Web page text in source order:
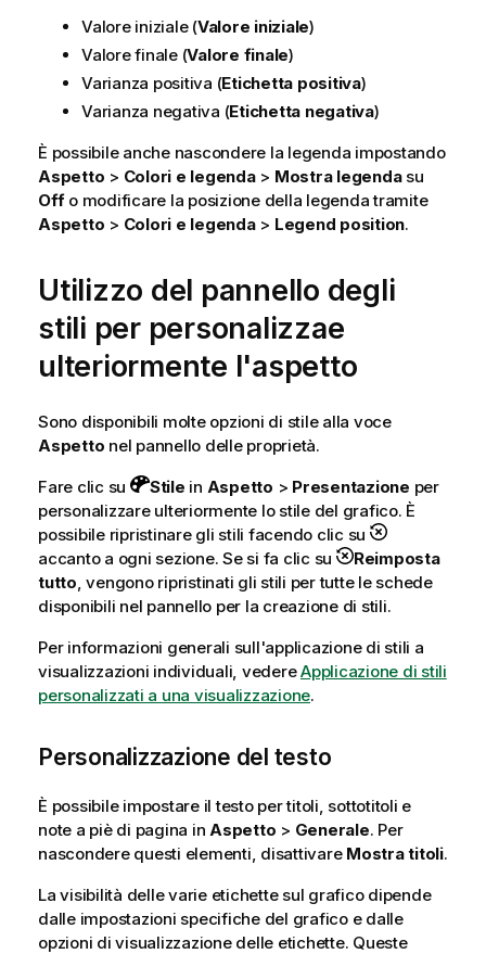
Valore iniziale (Valore iniziale)
Valore finale (Valore finale)
Varianza positiva (Etichetta positiva)
Varianza negativa (Etichetta negativa)
È possibile anche nascondere la legenda impostando
Aspetto > Colori e legenda> Mostra legendasu
Offo modificare la posizione della legenda tramite
Aspetto > Colori e legenda> Legend position.
Utilizzo del pannello degli
stili per personalizzae
ulteriormente l'aspetto
Sono disponibili molte opzioni di stile alla voce
Aspetto nel pannello delle proprietà.
Fare clic su
Stile in Aspetto > Presentazione per
personalizzare ulteriormente lo stile del grafico. È
possibile ripristinare gli stili facendo clic su
accanto a ogni sezione. Se si fa clic su
Reimposta
tutto , vengono ripristinati gli stili per tutte le schede
disponibili nel pannello per la creazione di stili.
Per informazioni generali sull'applicazione di stili a
visualizzazioni individuali, vedereApplicazione di stili
personalizzati a una visualizzazione.
Personalizzazione del testo
È possibile impostare il testo per titoli, sottotitoli e
note a piè di pagina in Aspetto > Generale. Per
nascondere questi elementi, disattivare Mostra titoli.
La visibilità delle varie etichette sul grafico dipende
dalle impostazioni specifiche del grafico e dalle
opzioni di visualizzazione delle etichette. Queste